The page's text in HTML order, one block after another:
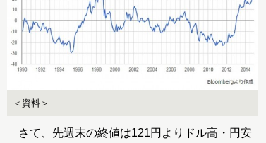
＜資料＞
さて、先週末の終値は121円よりドル高・円安